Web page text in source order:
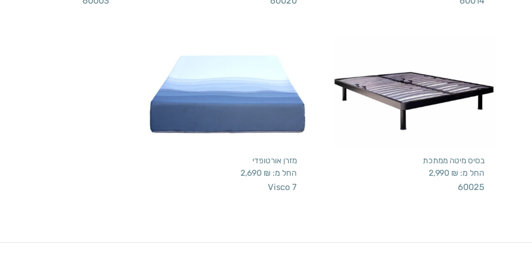
בסיס מיטה ממתכת
החל מ: 2,990 ₪
60025
מזרן אורטופדי
החל מ: 2,690 ₪
Visco 7